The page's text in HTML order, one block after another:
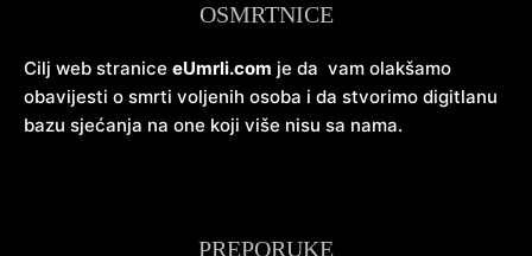
OSMRTNICE
Cilj web stranice eUmrli.com je da vam olakšamo
obavijesti o smrti voljenih osoba i da stvorimo digitlanu
bazu sjećanja na one koji više nisu sa nama.
PREPORUKE